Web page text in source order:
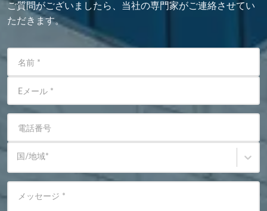
ご質問がございましたら、当社の専門家がご連絡させてい
ただきます。
名前 *
Eメール *
電話番号
国/地域*
メッセージ *